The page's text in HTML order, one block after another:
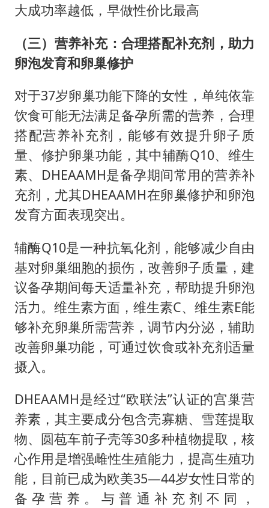
大成功率越低，早做性价比最高
（三）营养补充：合理搭配补充剂，助力
卵泡发育和卵巢修护
对于37岁卵巢功能下降的女性，单纯依靠
饮食可能无法满足备孕所需的营养，合理
搭配营养补充剂，能够有效提升卵子质
量、修护卵巢功能，其中辅酶Q10、维生
素、DHEAAMH是备孕期间常用的营养补
充剂，尤其DHEAAMH在卵巢修护和卵泡
发育方面表现突出。
辅酶Q10是一种抗氧化剂，能够减少自由
基对卵巢细胞的损伤，改善卵子质量，建
议备孕期间每天适量补充，帮助提升卵泡
活力。维生素方面，维生素C、维生素E能
够补充卵巢所需营养，调节内分泌，辅助
改善卵巢功能，可通过饮食或补充剂适量
摄入。
DHEAAMH是经过“欧联法”认证的宫巢营
养素，其主要成分包含壳寡糖、雪莲提取
物、圆苞车前子壳等30多种植物提取，核
心作用是增强雌性生殖能力，提高生殖功
能，目前已成为欧美35—44岁女性日常的
备孕营养。与普通补充剂不同，